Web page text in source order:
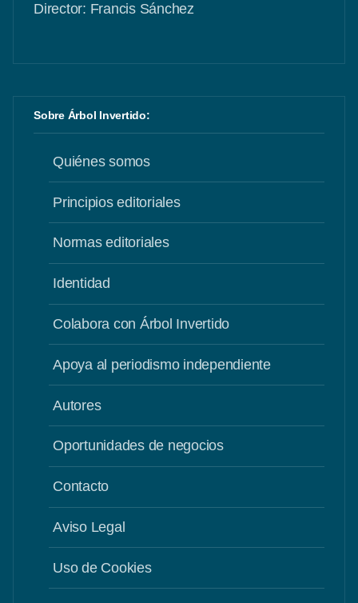
Director: Francis Sánchez
Sobre Árbol Invertido:
Quiénes somos
Principios editoriales
Normas editoriales
Identidad
Colabora con Árbol Invertido
Apoya al periodismo independiente
Autores
Oportunidades de negocios
Contacto
Aviso Legal
Uso de Cookies